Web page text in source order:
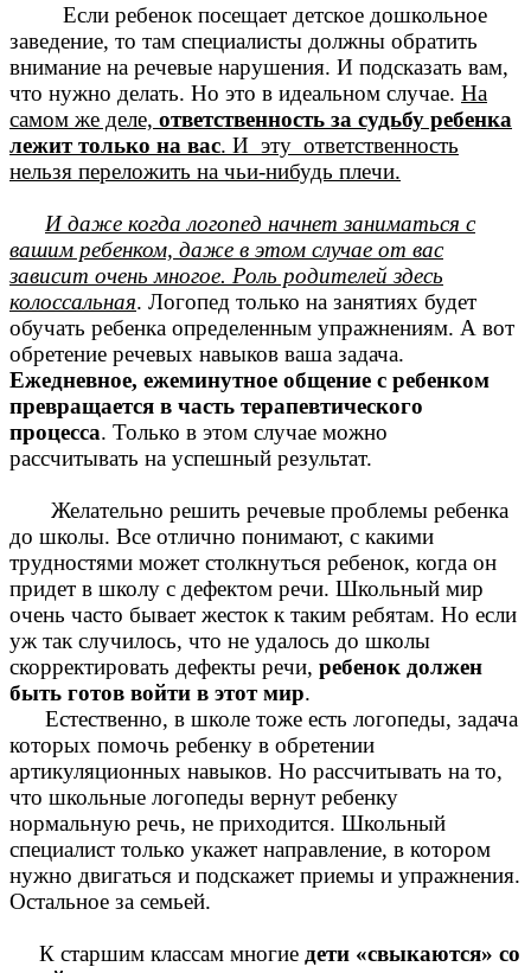
Если ребенок посещает детское дошкольное
заведение, то там специалисты должны обратить
внимание на речевые нарушения. И подсказать вам,
что нужно делать. Но это в идеальном случае. На
самом же деле, ответственность за судьбу ребенка
лежит только на вас. И эту ответственность
нельзя переложить на чьи-нибудь плечи.
И даже когда логопед начнет заниматься с
вашим ребенком, даже в этом случае от вас
зависит очень многое. Роль родителей здесь
колоссальная. Логопед только на занятиях будет
обучать ребенка определенным упражнениям. А вот
обретение речевых навыков ваша задача.
Ежедневное, ежеминутное общение с ребенком
превращается в часть терапевтического
процесса. Только в этом случае можно
рассчитывать на успешный результат.
Желательно решить речевые проблемы ребенка
до школы. Все отлично понимают, с какими
трудностями может столкнуться ребенок, когда он
придет в школу с дефектом речи. Школьный мир
очень часто бывает жесток к таким ребятам. Но если
уж так случилось, что не удалось до школы
скорректировать дефекты речи, ребенок должен
быть готов войти в этот мир.
Естественно, в школе тоже есть логопеды, задача
которых помочь ребенку в обретении
артикуляционных навыков. Но рассчитывать на то,
что школьные логопеды вернут ребенку
нормальную речь, не приходится. Школьный
специалист только укажет направление, в котором
нужно двигаться и подскажет приемы и упражнения.
Остальное за семьей.
К старшим классам многие дети «свыкаются» со